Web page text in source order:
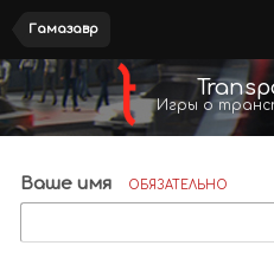
Гамазавр
Игры о
Ваше имя ОБЯЗАТЕЛЬНО